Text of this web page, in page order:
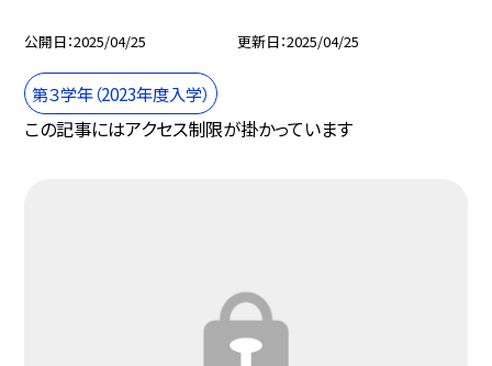
公開日 2025/04/25 更新日 2025/04/25
第３学年（2023年度入学）
この記事にはアクセス制限が掛かっています